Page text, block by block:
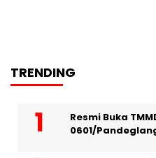
TRENDING
Resmi Buka
0601/